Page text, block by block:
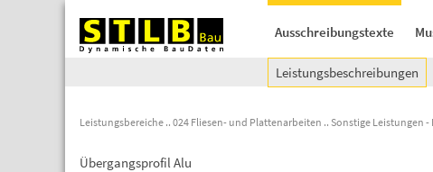
Ausschreibungstexte
Leistungsbeschreibungen
Leistungsbereiche 024 Fliesen- und Plattenarbeiten Sonstige Leistungen
Übergangsprofil Alu